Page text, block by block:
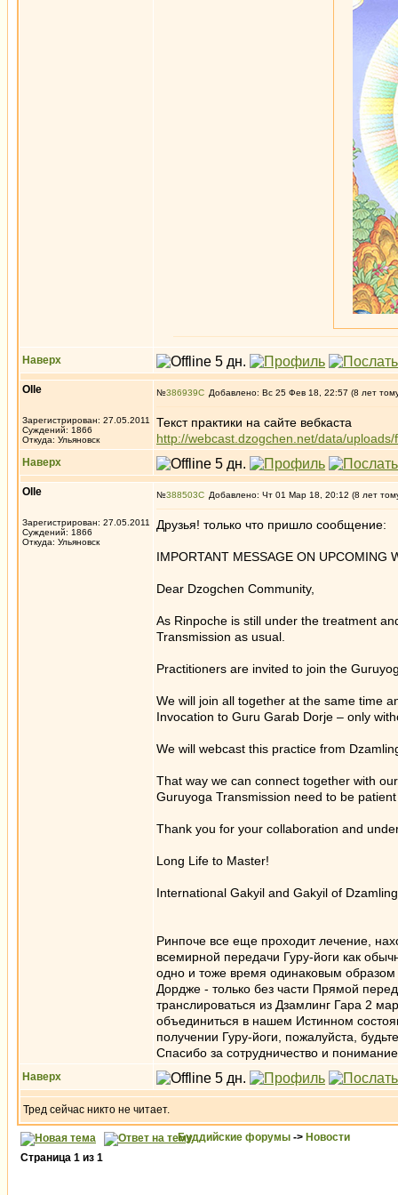
Наверх
Olle
Зарегистрирован: 27.05.2011
Суждений: 1866
Откуда: Ульяновск
№386939 Добавлено: Вс 25 Фев 18, 22:57 (8 лет
Текст практики на сайте вебкаста
http://webcast.dzogchen.net/data/
Наверх
Olle
Зарегистрирован: 27.05.2011
Суждений: 1866
Откуда: Ульяновск
№388503 Добавлено: Чт 01 Мар 18, 20:12 (8 лет
Друзья! только что пришло сообщение:
IMPORTANT MESSAGE ON UPCOMING
Dear Dzogchen Community,
As Rinpoche is still under the treatment
Transmission as usual.
Practitioners are invited to join the
We will join all together at the same time
Invocation to Guru Garab Dorje – only
We will webcast this practice from
That way we can connect together with
Guruyoga Transmission need to be
Thank you for your collaboration and
Long Life to Master!
International Gakyil and Gakyil of
Ринпоче все еще проходит лечение,
всемирной передачи Гуру-йоги как
одно и тоже время одинаковым
Дордже - только без части Прямой
транслироваться из Дзамлинг Гара 2
объединиться в нашем Истинном
получении Гуру-йоги, пожалуйста,
Спасибо за сотрудничество и
Наверх
Тред сейчас никто не читает.
Буддийские форумы -> Новости
Страница 1 из 1